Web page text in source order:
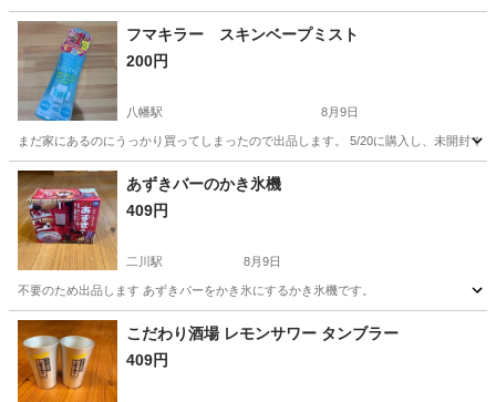
愛知 東海市 南加木屋駅 家庭用品
フマキラー スキンベープミスト
200円
八幡駅 8月9日
まだ家にあるのにうっかり買ってしまったので出品します。 5/20に購入し、未開封
愛知 豊川市 八幡駅 その他 価格
あずきバーのかき氷機
409円
二川駅 8月9日
不要のため出品します あずきバーをかき氷にするかき氷機です。
愛知 豊橋市 二川駅 調理器具 かき氷
こだわり酒場 レモンサワー タンブラー
409円